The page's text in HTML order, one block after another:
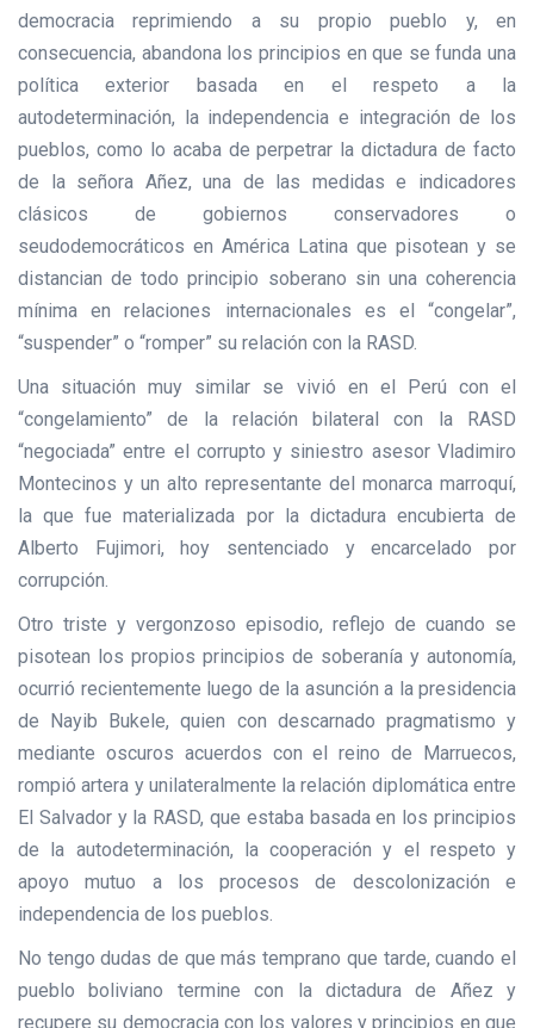
democracia reprimiendo a su propio pueblo y, en
consecuencia, abandona los principios en que se funda una
política exterior basada en el respeto a la
autodeterminación, la independencia e integración de los
pueblos, como lo acaba de perpetrar la dictadura de facto
de la señora Añez, una de las medidas e indicadores
clásicos de gobiernos conservadores o
seudodemocráticos en América Latina que pisotean y se
distancian de todo principio soberano sin una coherencia
mínima en relaciones internacionales es el “congelar”,
“suspender” o “romper” su relación con la RASD.
Una situación muy similar se vivió en el Perú con el
“congelamiento” de la relación bilateral con la RASD
“negociada” entre el corrupto y siniestro asesor Vladimiro
Montecinos y un alto representante del monarca marroquí,
la que fue materializada por la dictadura encubierta de
Alberto Fujimori, hoy sentenciado y encarcelado por
corrupción.
Otro triste y vergonzoso episodio, reflejo de cuando se
pisotean los propios principios de soberanía y autonomía,
ocurrió recientemente luego de la asunción a la presidencia
de Nayib Bukele, quien con descarnado pragmatismo y
mediante oscuros acuerdos con el reino de Marruecos,
rompió artera y unilateralmente la relación diplomática entre
El Salvador y la RASD, que estaba basada en los principios
de la autodeterminación, la cooperación y el respeto y
apoyo mutuo a los procesos de descolonización e
independencia de los pueblos.
No tengo dudas de que más temprano que tarde, cuando el
pueblo boliviano termine con la dictadura de Añez y
recupere su democracia con los valores y principios en que